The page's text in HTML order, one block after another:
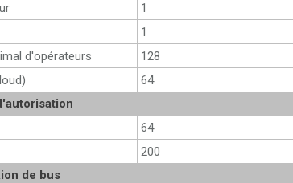
1
1
d'opérateurs
128
64
64
200
de bus